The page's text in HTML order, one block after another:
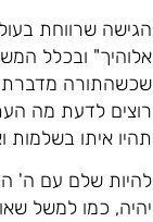
הגישה שרווחת
אלוהיך" ובכלל
שכשהתורה מדברת
רוצים לדעת מה
תהיו איתו
להיות שלם עם ה'
יהיה, כמו למשל